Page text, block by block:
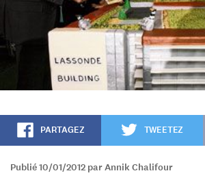
PARTAGEZ TWEETEZ
Publié 10/01/2012 par Annik Chalifour